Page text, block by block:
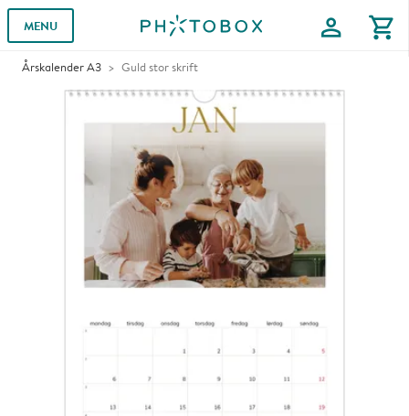
MENU profile shopping_cart
Årskalender A3 Guld stor skrift